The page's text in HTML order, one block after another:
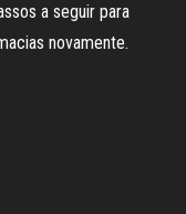
a seguir para
novamente.